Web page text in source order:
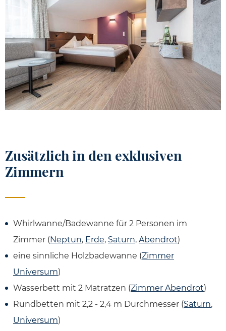
Zusätzlich in den exklusiven
Zimmern
Whirlwanne/Badewanne für 2 Personen im
Zimmer ( Neptun, Erde, Saturn, Abendrot)
eine sinnliche Holzbadewanne (Zimmer
Universum)
Wasserbett mit 2 Matratzen (Zimmer Abendrot)
Rundbetten mit 2,2 - 2,4 m Durchmesser (Saturn,
Universum)